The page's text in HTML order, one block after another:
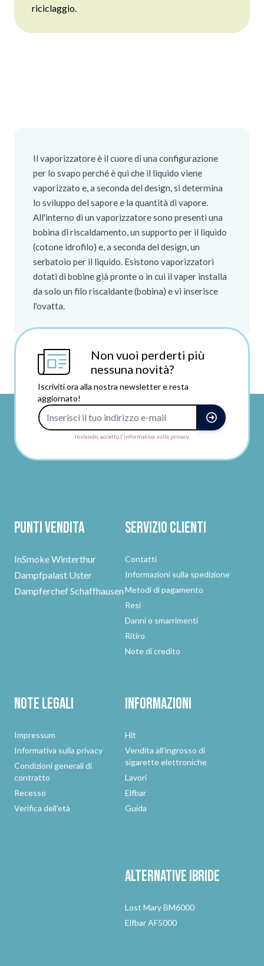
riciclaggio.
Il vaporizzatore è il cuore di una configurazione
per lo svapo perché è qui che il liquido viene
vaporizzato e, a seconda del design, si determina
lo sviluppo del sapore e la quantità di vapore.
All'interno di un vaporizzatore sono presenti una
bobina di riscaldamento, un supporto per il liquido
(cotone idrofilo) e, a seconda del design, un
serbatoio per il liquido. Esistono vaporizzatori
dotati di bobine già pronte o in cui il vaper installa
da solo un filo riscaldante (bobina) e vi inserisce
l'ovatta.
Non vuoi perderti più
nessuna novità?
Iscriviti ora alla nostra newsletter e resta
aggiornato!
Inviando, accetto l'informativa sulla privacy.
Punti vendita
InSmoke Winterthur
Dampfpalast Uster
Dampferchef Schaffhausen
Servizio clienti
Contatti
Informazioni sulla spedizione
Metodi di pagamento
Resi
Danni o smarrimenti
Ritiro
Note di credito
Note legali
Impressum
Informativa sulla privacy
Condizioni generali di
contratto
Recesso
Verifica dell'età
Informazioni
Hit
Vendita all'ingrosso di
sigarette elettroniche
Lavori
Elfbar
Guida
Alternativeibride
Lost Mary BM6000
Elfbar AF5000